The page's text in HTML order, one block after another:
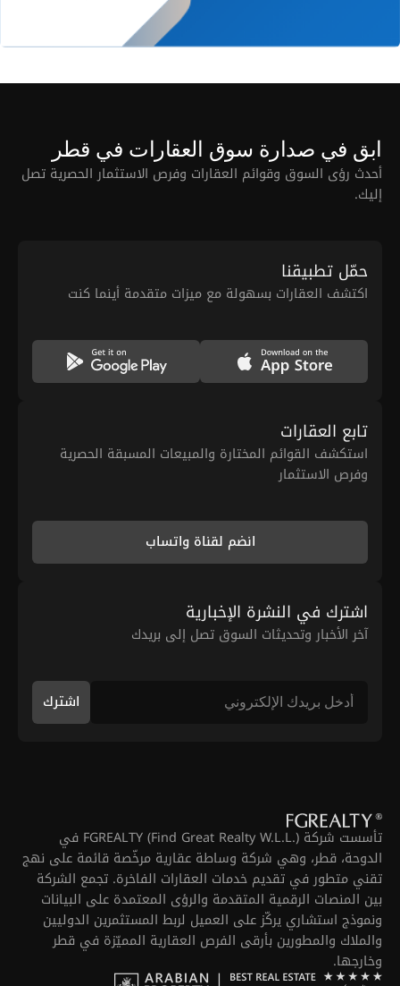
ابق في صدارة سوق العقارات في قطر
أحدث رؤى السوق وقوائم العقارات وفرص الاستثمار الحصرية تصل
إليك.
حمّل تطبيقنا
اكتشف العقارات بسهولة مع ميزات متقدمة أينما كنت
تابع العقارات
استكشف القوائم المختارة والمبيعات المسبقة الحصرية
وفرص الاستثمار
انضم لقناة واتساب
اشترك في النشرة الإخبارية
آخر الأخبار وتحديثات السوق تصل إلى بريدك
اشترك
تأسست شركة FGREALTY (Find Great Realty W.L.L.) في
الدوحة، قطر، وهي شركة وساطة عقارية مرخّصة قائمة على نهج
تقني متطور في تقديم خدمات العقارات الفاخرة. تجمع الشركة
بين المنصات الرقمية المتقدمة والرؤى المعتمدة على البيانات
ونموذج استشاري يركّز على العميل لربط المستثمرين الدوليين
والملاك والمطورين بأرقى الفرص العقارية المميّزة في قطر
وخارجها.